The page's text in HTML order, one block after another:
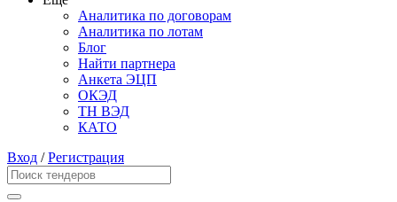
Аналитика по договорам
Аналитика по лотам
Блог
Найти партнера
Анкета ЭЦП
ОКЭД
ТН ВЭД
КАТО
Вход /Регистрация